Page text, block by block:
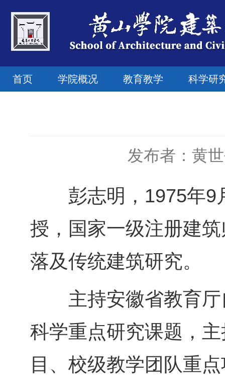
首页 学院概况 教育教学 科学研
发布者：黄
彭志明，1975年9月
授，国家一级注册建
落及传统建筑研究。
主持安徽省教育厅
科学重点研究课题，
目、校级教学团队重